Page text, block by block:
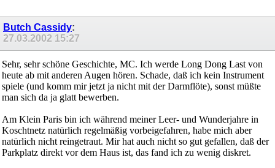
Butch Cassidy:
27.03.2002 15:27
Sehr, sehr schöne Geschichte, MC. Ich werde Long Dong Last von
heute ab mit anderen Augen hören. Schade, daß ich kein Instrument
spiele (und komm mir jetzt ja nicht mit der Darmflöte), sonst müßte
man sich da ja glatt bewerben.
Am Klein Paris bin ich während meiner Leer- und Wunderjahre in
Koschtnetz natürlich regelmäßig vorbeigefahren, habe mich aber
natürlich nicht reingetraut. Mir hat auch nicht so gut gefallen, daß der
Parkplatz direkt vor dem Haus ist, das fand ich zu wenig diskret.